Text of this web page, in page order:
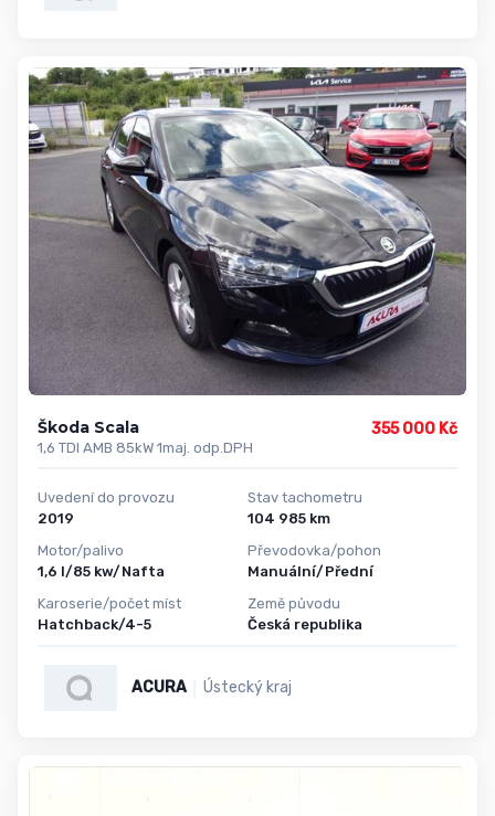
Škoda Scala
1,6 TDI AMB 85kW 1maj. odp.DPH
355 000 Kč
Uvedení do provozu
2019
Motor/palivo
1,6 l/85 kw/Nafta
Karoserie/počet míst
Hatchback/4-5
Stav tachometru
104 985 km
Převodovka/pohon
Manuální/Přední
Země původu
Česká republika
ACURA Ústecký kraj